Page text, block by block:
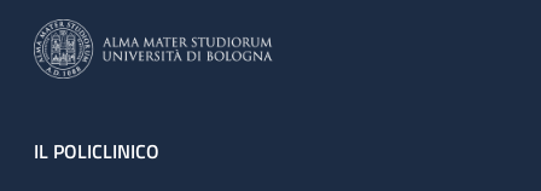
Footer
IL POLICLINICO